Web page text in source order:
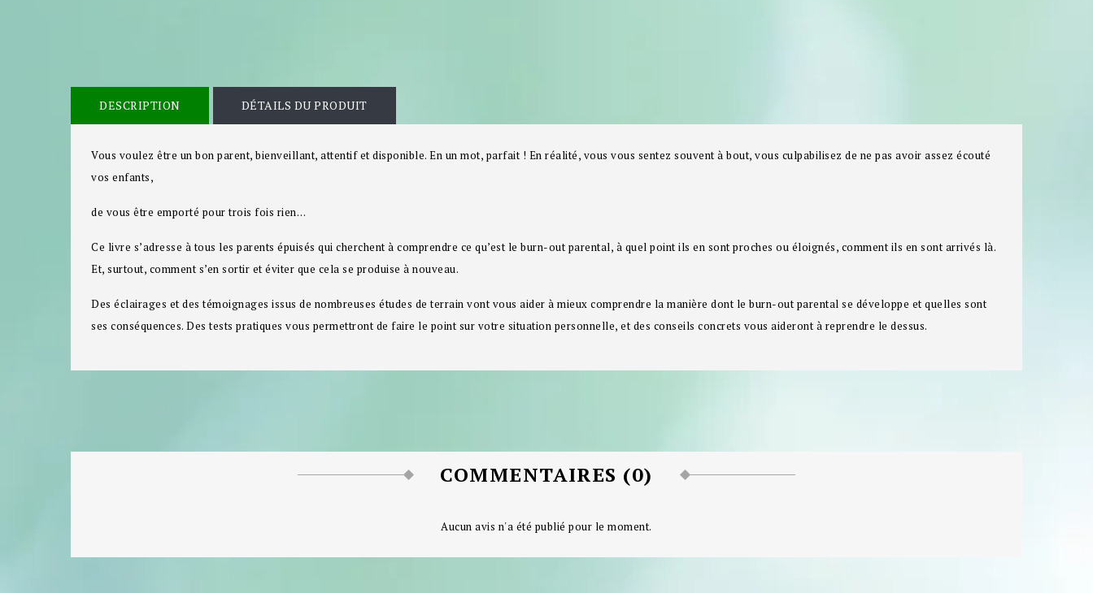
DESCRIPTION DÉTAILS DU PRODUIT
Vous voulez être un bon parent, bienveillant, attentif et disponible. En un mot, parfait ! En réalité, vous vous sentez souvent à bout, vous culpabilisez de ne pas avoir assez écouté
vos enfants,
de vous être emporté pour trois fois rien…
Ce livre s’adresse à tous les parents épuisés qui cherchent à comprendre ce qu’est le burn-out parental, à quel point ils en sont proches ou éloignés, comment ils en sont arrivés là.
Et, surtout, comment s’en sortir et éviter que cela se produise à nouveau.
Des éclairages et des témoignages issus de nombreuses études de terrain vont vous aider à mieux comprendre la manière dont le burn-out parental se développe et quelles sont
ses conséquences. Des tests pratiques vous permettront de faire le point sur votre situation personnelle, et des conseils concrets vous aideront à reprendre le dessus.
COMMENTAIRES (0)
Aucun avis n'a été publié pour le moment.